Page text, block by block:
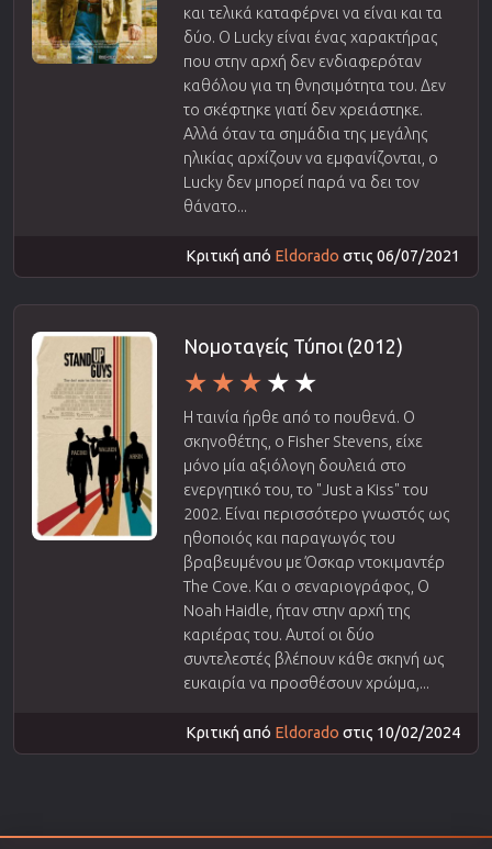
και τελικά καταφέρνει να είναι και τα
δύο. Ο Lucky είναι ένας χαρακτήρας
που στην αρχή δεν ενδιαφερόταν
καθόλου για τη θνησιμότητα του. Δεν
το σκέφτηκε γιατί δεν χρειάστηκε.
Αλλά όταν τα σημάδια της μεγάλης
ηλικίας αρχίζουν να εμφανίζονται, ο
Lucky δεν μπορεί παρά να δει τον
θάνατο...
Κριτική από Eldorado στις 06/07/2021
Νομοταγείς Τύποι (2012)
Η ταινία ήρθε από το πουθενά. Ο
σκηνοθέτης, ο Fisher Stevens, είχε
μόνο μία αξιόλογη δουλειά στο
ενεργητικό του, το "Just a Kiss" του
2002. Είναι περισσότερο γνωστός ως
ηθοποιός και παραγωγός του
βραβευμένου με Όσκαρ ντοκιμαντέρ
The Cove. Και ο σεναριογράφος, Ο
Noah Haidle, ήταν στην αρχή της
καριέρας του. Αυτοί οι δύο
συντελεστές βλέπουν κάθε σκηνή ως
ευκαιρία να προσθέσουν χρώμα,...
Κριτική από Eldorado στις 10/02/2024